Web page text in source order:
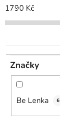
í
p
o
d
u
1790 Kč
Značky
Be Lenka 6